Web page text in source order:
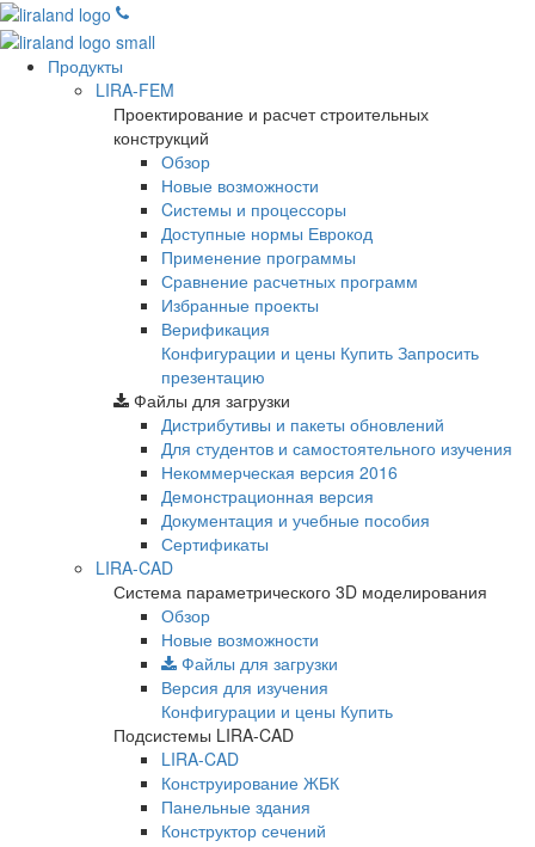
Продукты
LIRA-FEM
Проектирование и расчет строительных
конструкций
Обзор
Новые возможности
Cистемы и процессоры
Доступные нормы Еврокод
Применение программы
Сравнение расчетных программ
Избранные проекты
Верификация
Конфигурации и цены Купить Запросить
презентацию
Файлы для загрузки
Дистрибутивы и пакеты обновлений
Для студентов и самостоятельного изучения
Некоммерческая версия 2016
Демонстрационная версия
Документация и учебные пособия
Сертификаты
LIRA-CAD
Система параметрического 3D моделирования
Обзор
Новые возможности
Файлы для загрузки
Версия для изучения
Конфигурации и цены Купить
Подсистемы LIRA-CAD
LIRA-CAD
Конструирование ЖБК
Панельные здания
Конструктор сечений